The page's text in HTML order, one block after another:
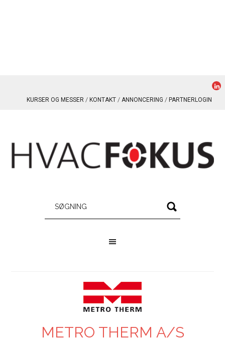
KURSER OG MESSER KONTAKT ANNONCERING PARTNERLOGIN
METRO THERM A/S